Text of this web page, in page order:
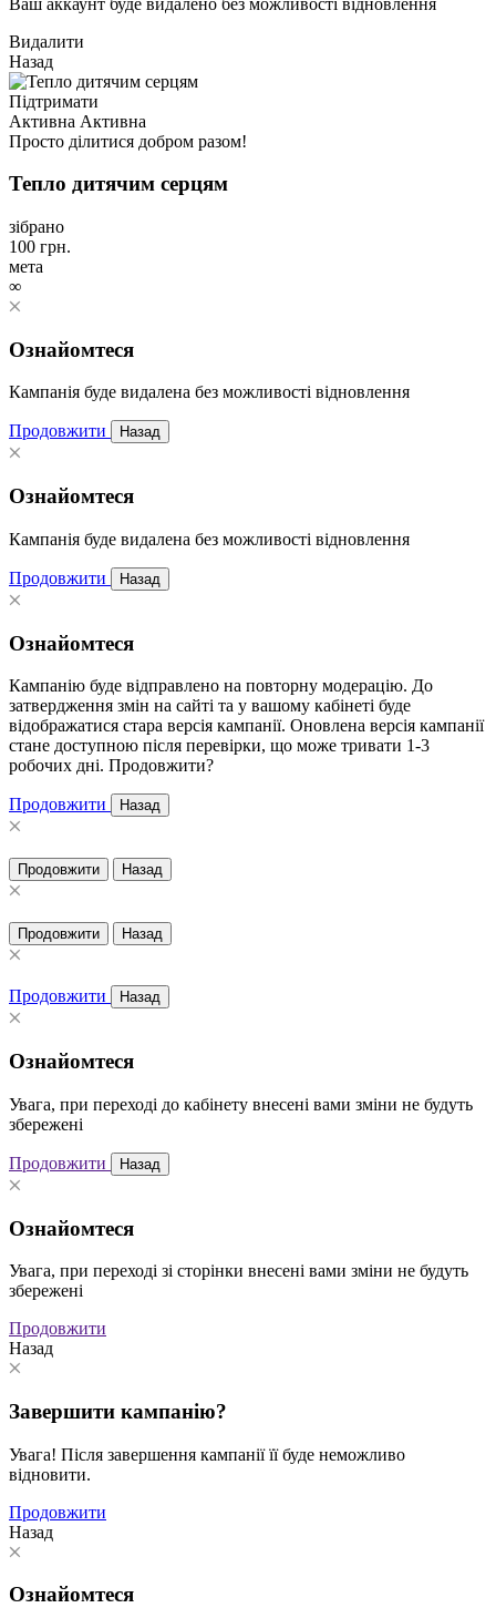
Видалити
Назад
Підтримати
Активна Активна
Просто ділитися добром разом!
Тепло дитячим серцям
зібрано
100 грн.
мета
∞
Ознайомтеся
Кампанія буде видалена без можливості відновлення
Продовжити Назад
Ознайомтеся
Кампанія буде видалена без можливості відновлення
Продовжити Назад
Ознайомтеся
Кампанію буде відправлено на повторну модерацію. До
затвердження змін на сайті та у вашому кабінеті буде
відображатися стара версія кампанії. Оновлена версія кампанії
стане доступною після перевірки, що може тривати 1-3
робочих дні. Продовжити?
Продовжити Назад
Продовжити Назад
Продовжити Назад
Продовжити Назад
Ознайомтеся
Увага, при переході до кабінету внесені вами зміни не будуть
збережені
Продовжити Назад
Ознайомтеся
Увага, при переході зі сторінки внесені вами зміни не будуть
збережені
Продовжити
Назад
Завершити кампанію?
Увага! Після завершення кампанії її буде неможливо
відновити.
Продовжити
Назад
Ознайомтеся